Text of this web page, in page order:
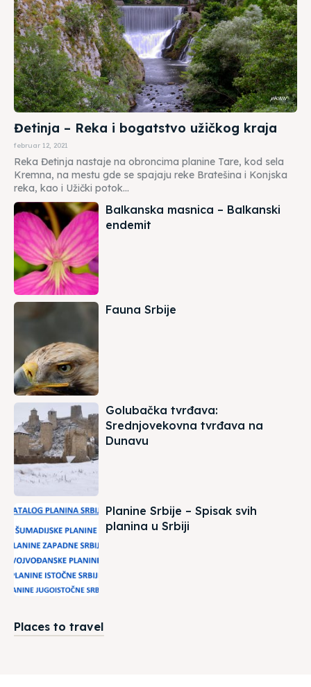
Đetinja – Reka i bogatstvo užičkog kraja
februar 12, 2021
Reka Đetinja nastaje na obroncima planine Tare, kod sela
Kremna, na mestu gde se spajaju reke Bratešina i Konjska
reka, kao i Užički potok...
Balkanska masnica – Balkanski
endemit
Fauna Srbije
Golubačka tvrđava:
Srednjovekovna tvrđava na
Dunavu
Planine Srbije – Spisak svih
planina u Srbiji
Places to travel